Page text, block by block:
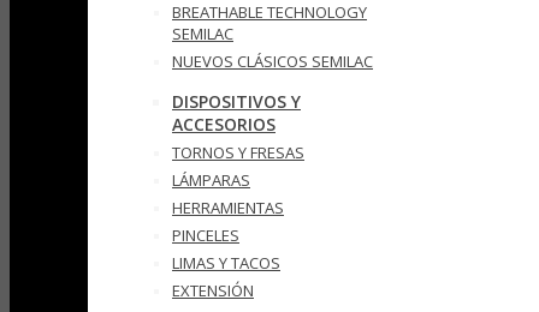
BREATHABLE TECHNOLOGY
SEMILAC
NUEVOS CLÁSICOS SEMILAC
DISPOSITIVOS Y
ACCESORIOS
TORNOS Y FRESAS
LÁMPARAS
HERRAMIENTAS
PINCELES
LIMAS Y TACOS
EXTENSIÓN